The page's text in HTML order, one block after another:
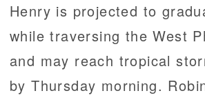
Henry is projected to
while traversing the West
and may reach tropical
by Thursday morning.